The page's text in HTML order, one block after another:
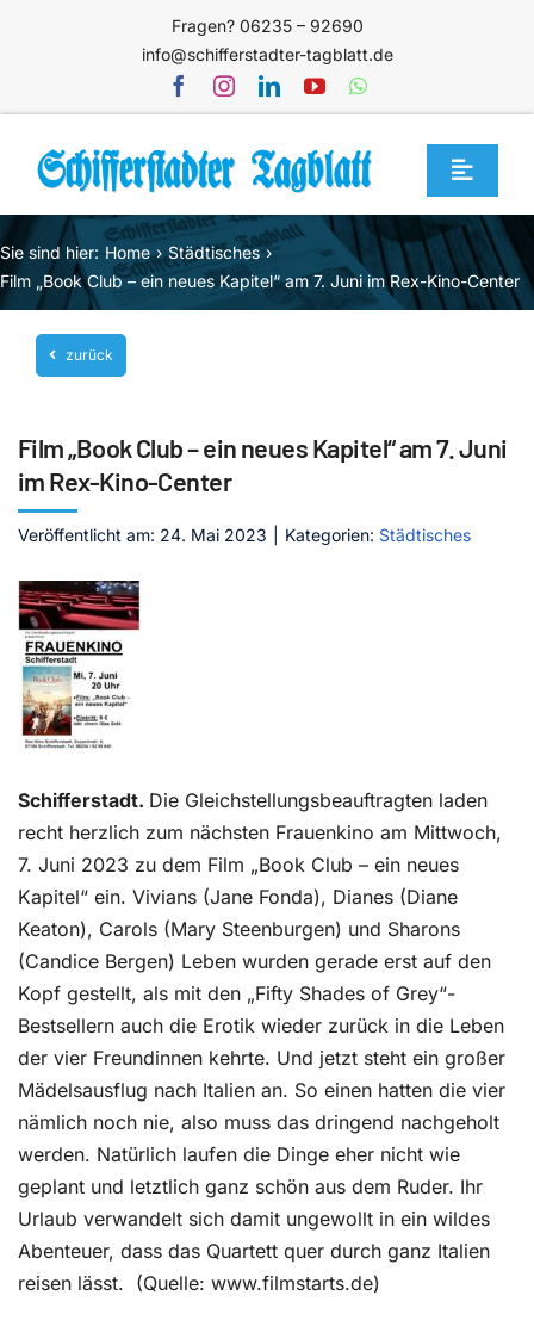
Fragen? 06235 – 92690
info@schifferstadter-tagblatt.de
Toggle
Home
Themen
Blog
Unternehmen
Mediathek
Jetzt abonnieren
Sie sind hier: Home
Städtisches
Film „Book Club – ein neues Kapitel“ am 7. Juni im Rex-Kino-Center
zurück
Film „Book Club – ein neues Kapitel“ am 7. Juni
im Rex-Kino-Center
Veröffentlicht am: 24. Mai 2023 Kategorien: Städtisches
Schifferstadt. Die Gleichstellungsbeauftragten laden
recht herzlich zum nächsten Frauenkino am Mittwoch,
7. Juni 2023 zu dem Film „Book Club – ein neues
Kapitel“ ein. Vivians (Jane Fonda), Dianes (Diane
Keaton), Carols (Mary Steenburgen) und Sharons
(Candice Bergen) Leben wurden gerade erst auf den
Kopf gestellt, als mit den „Fifty Shades of Grey“-
Bestsellern auch die Erotik wieder zurück in die Leben
der vier Freundinnen kehrte. Und jetzt steht ein großer
Mädelsausflug nach Italien an. So einen hatten die vier
nämlich noch nie, also muss das dringend nachgeholt
werden. Natürlich laufen die Dinge eher nicht wie
geplant und letztlich ganz schön aus dem Ruder. Ihr
Urlaub verwandelt sich damit ungewollt in ein wildes
Abenteuer, dass das Quartett quer durch ganz Italien
reisen lässt. (Quelle: www.filmstarts.de)